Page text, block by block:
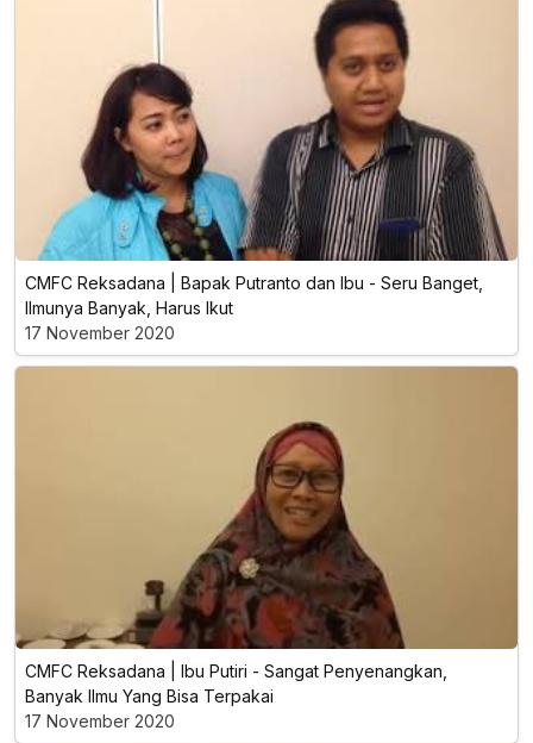
CMFC Reksadana | Bapak Putranto dan Ibu - Seru Banget,
Ilmunya Banyak, Harus Ikut
17 November 2020
CMFC Reksadana | Ibu Putiri - Sangat Penyenangkan,
Banyak Ilmu Yang Bisa Terpakai
17 November 2020